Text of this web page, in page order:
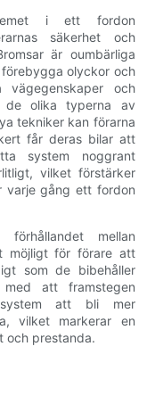
i ett fordon
säkerhet och
är oumbärliga
olyckor och
och
de olika typerna av
tekniker kan förarna
får deras bilar att
system noggrant
vilket förstärker
varje gång ett fordon
mellan
möjligt för förare att
som de bibehåller
att framstegen
att bli mer
vilket markerar en
och prestanda.